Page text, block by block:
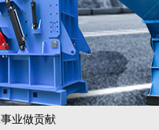
业做贡献